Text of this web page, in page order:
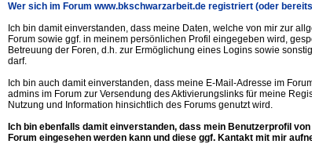
Wer sich im Forum www.bkschwarzarbeit.de registriert (oder
Ich bin damit einverstanden, dass meine Daten, welche von mir zur
Forum sowie ggf. in meinem persönlichen Profil eingegeben wird,
Betreuung der Foren, d.h. zur Ermöglichung eines Logins sowie
darf.
Ich bin auch damit einverstanden, dass meine E-Mail-Adresse im
admins im Forum zur Versendung des Aktivierungslinks für meine
Nutzung und Information hinsichtlich des Forums genutzt wird.
Ich bin ebenfalls damit einverstanden, dass mein Benutzerprofil
Forum eingesehen werden kann und diese ggf. Kantakt mit mir